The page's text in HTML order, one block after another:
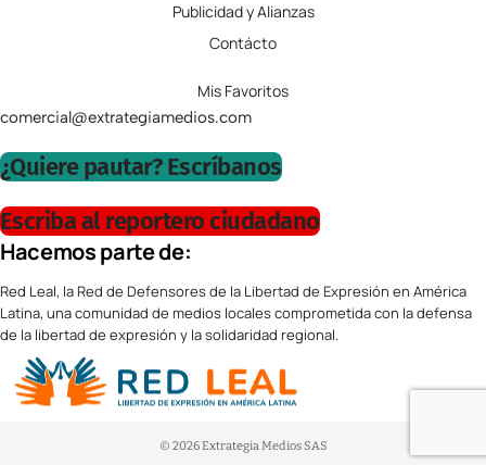
Publicidad y Alianzas
Contácto
Mis Favoritos
comercial@extrategiamedios.com
¿Quiere pautar? Escríbanos
Escriba al reportero ciudadano
Hacemos parte de:
Red Leal, la Red de Defensores de la Libertad de Expresión en América
Latina, una comunidad de medios locales comprometida con la defensa
de la libertad de expresión y la solidaridad regional.
© 2026 Extrategia Medios SAS